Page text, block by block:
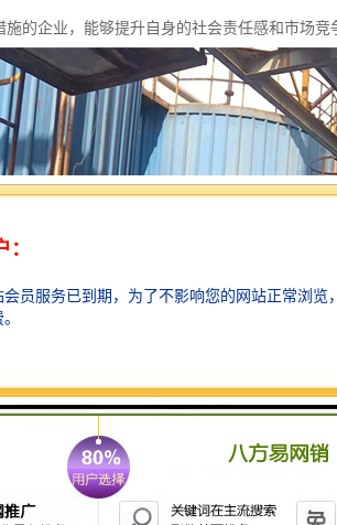
的企业，能够提升自身的社会责任感和市场竞